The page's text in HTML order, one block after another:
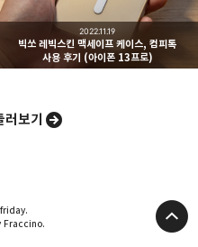
빅쏘 레빅스킨 맥세이프 케이스, 컴피톡
사용 후기 (아이폰 13프로)
2022.11.19
보기
Fraccino.